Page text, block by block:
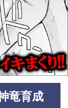
竜育成